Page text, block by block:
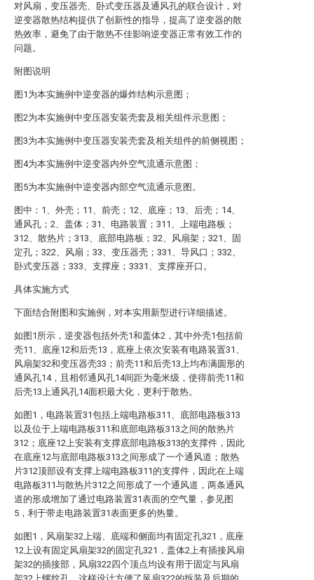
对风扇，变压器壳、卧式变压器及通风孔的联合设计，对
逆变器散热结构提供了创新性的指导，提高了逆变器的散
热效率，避免了由于散热不佳影响逆变器正常有效工作的
问题。
附图说明
图1为本实施例中逆变器的爆炸结构示意图；
图2为本实施例中变压器安装壳套及相关组件示意图；
图3为本实施例中变压器安装壳套及相关组件的前侧视图；
图4为本实施例中逆变器内外空气流通示意图；
图5为本实施例中逆变器内部空气流通示意图。
图中：1、外壳；11、前壳；12、底座；13、后壳；14、
通风孔；2、盖体；31、电路装置；311、上端电路板；
312、散热片；313、底部电路板；32、风扇架；321、固
定孔；322、风扇；33、变压器壳；331、导风口；332、
卧式变压器；333、支撑座；3331、支撑座开口。
具体实施方式
下面结合附图和实施例，对本实用新型进行详细描述。
如图1所示，逆变器包括外壳1和盖体2，其中外壳1包括前
壳11、底座12和后壳13，底座上依次安装有电路装置31、
风扇架32和变压器壳33；前壳11和后壳13上均布满圆形的
通风孔14，且相邻通风孔14间距为毫米级，使得前壳11和
后壳13上通风孔14面积最大化，更利于散热。
如图1，电路装置31包括上端电路板311、底部电路板313
以及位于上端电路板311和底部电路板313之间的散热片
312；底座12上安装有支撑底部电路板313的支撑件，因此
在底座12与底部电路板313之间形成了一个通风道；散热
片312顶部设有支撑上端电路板311的支撑件，因此在上端
电路板311与散热片312之间形成了一个通风道，两条通风
道的形成增加了通过电路装置31表面的空气量，参见图
5，利于带走电路装置31表面更多的热量。
如图1，风扇架32上端、底端和侧面均有固定孔321，底座
12上设有固定风扇架32的固定孔321，盖体2上有插接风扇
架32的插接部，风扇322四个顶点均设有用于固定与风扇